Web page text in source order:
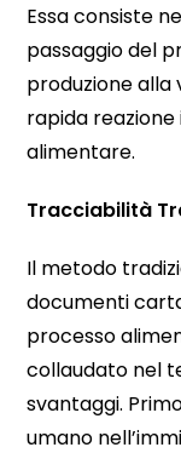
Essa consiste
passaggio del
produzione
rapida
alimentare.
Tracciabilità
Il metodo
documenti
processo
collaudato nel
svantaggi.
umano